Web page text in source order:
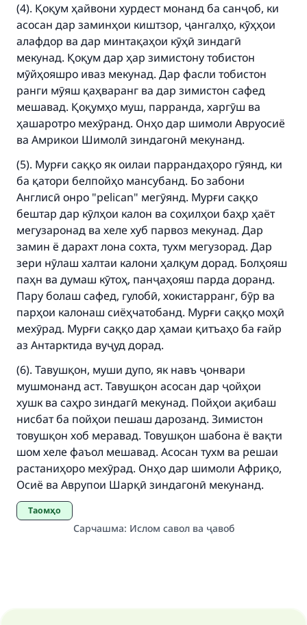
(4). Қоқум ҳайвони хурдест монанд ба санҷоб, ки
асосан дар заминҳои киштзор, ҷангалҳо, кӯҳҳои
алафдор ва дар минтақаҳои кӯҳӣ зиндагӣ
мекунад. Қоқум дар ҳар зимистону тобистон
мӯйҳояшро иваз мекунад. Дар фасли тобистон
ранги мӯяш қаҳваранг ва дар зимистон сафед
мешавад. Қоқумҳо муш, парранда, харгӯш ва
ҳашаротро мехӯранд. Онҳо дар шимоли Авруосиё
ва Амрикои Шимолӣ зиндагонӣ мекунанд.
(5). Мурғи саққо як оилаи паррандаҳоро гӯянд, ки
ба қатори белпойҳо мансубанд. Бо забони
Англисӣ онро "pelican" мегӯянд. Мурғи саққо
бештар дар кӯлҳои калон ва соҳилҳои баҳр ҳаёт
мегузаронад ва хеле хуб парвоз мекунад. Дар
замин ё дарахт лона сохта, тухм мегузорад. Дар
зери нӯлаш халтаи калони ҳалқум дорад. Болҳояш
паҳн ва думаш кӯтоҳ, панҷаҳояш парда доранд.
Пару болаш сафед, гулобӣ, хокистарранг, бӯр ва
парҳои калонаш сиёҳчатобанд. Мурғи саққо моҳӣ
мехӯрад. Мурғи саққо дар ҳамаи қитъаҳо ба ғайр
аз Антарктида вуҷуд дорад.
(6). Тавушқон, муши дупо, як навъ ҷонвари
мушмонанд аст. Тавушқон асосан дар ҷойҳои
хушк ва саҳро зиндагӣ мекунад. Пойҳои ақибаш
нисбат ба пойҳои пешаш дарозанд. Зимистон
товушқон хоб меравад. Товушқон шабона ё вақти
шом хеле фаъол мешавад. Асосан тухм ва решаи
растаниҳоро мехӯрад. Онҳо дар шимоли Африқо,
Осиё ва Аврупои Шарқӣ зиндагонӣ мекунанд.
Таомҳо
Сарчашма: Ислом савол ва ҷавоб